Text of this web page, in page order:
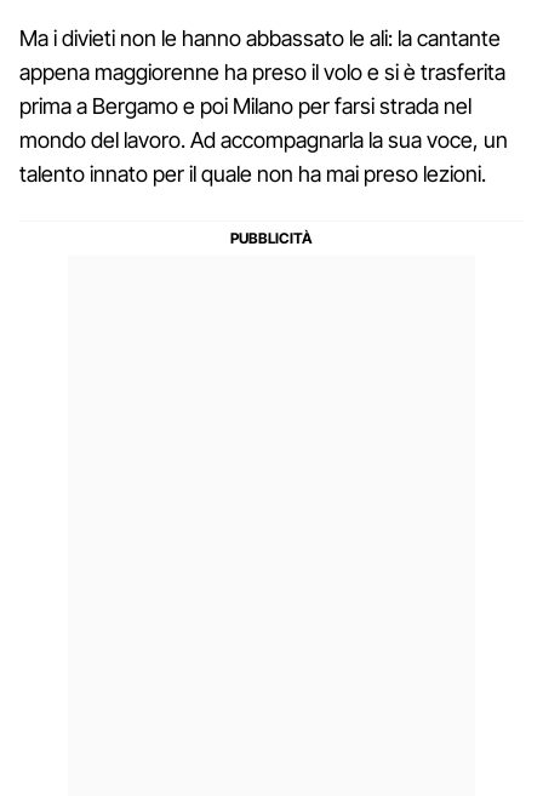
Ma i divieti non le hanno abbassato le ali: la cantante
appena maggiorenne ha preso il volo e si è trasferita
prima a Bergamo e poi Milano per farsi strada nel
mondo del lavoro. Ad accompagnarla la sua voce, un
talento innato per il quale non ha mai preso lezioni.